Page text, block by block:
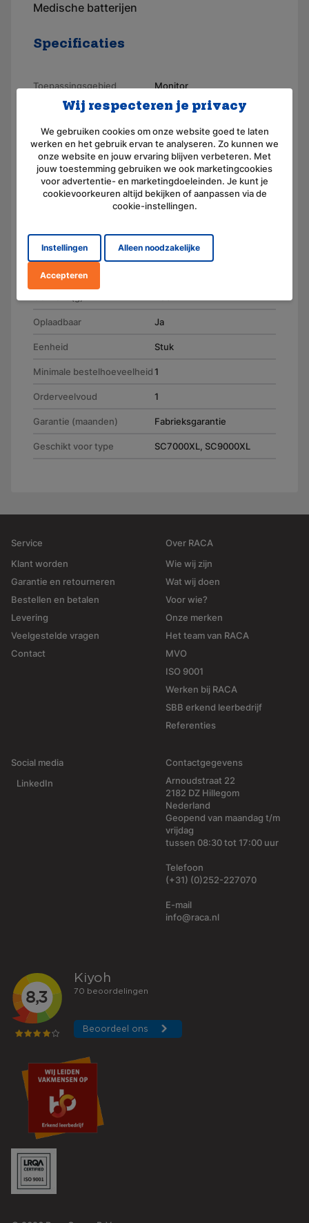
Medische batterijen
Specificaties
Toepassingsgebied Monitor
AKKUmed
Geschikt voor merk Siemens
Artikelnummer 110532-2
Voltage (V) 12,0
2100
Chemie Lood (droog, AGM)
Afmeting
(L) 180.0 mm x (B) 23.0 mm
Oplaadbaar Ja
Eenheid Stuk
Minimale bestelhoeveelheid1
Orderveelvoud 1
Garantie (maanden) Fabrieksgarantie
Geschikt voor type SC7000XL, SC9000XL
Wij respecteren je privacy
We gebruiken cookies om onze website goed te laten
werken en het gebruik ervan te analyseren. Zo kunnen we
onze website en jouw ervaring blijven verbeteren. Met
jouw toestemming gebruiken we ook marketingcookies
voor advertentie- en marketingdoeleinden. Je kunt je
cookievoorkeuren altijd bekijken of aanpassen via de
cookie-instellingen.
Instellingen Alleen noodzakelijke
Accepteren
Service
Klant worden
Garantie en retourneren
Bestellen en betalen
Levering
Veelgestelde vragen
Contact
Over RACA
Wie wij zijn
Wat wij doen
Voor wie?
Onze merken
Het team van RACA
MVO
ISO 9001
Werken bij RACA
SBB erkend leerbedrijf
Referenties
Social media
LinkedIn
Contactgegevens
Arnoudstraat 22
2182 DZ Hillegom
Nederland
Geopend van maandag t/m
vrijdag
tussen 08:30 tot 17:00 uur
Telefoon
(+31) (0)252-227070
E-mail
info@raca.nl